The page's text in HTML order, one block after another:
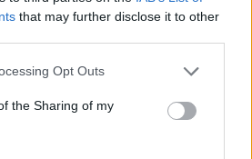
that may further disclose it to other
Opt Outs
the Sharing of my
μπορεί:
σε οποιαδήποτε επιχείρηση
σκοπό, οποιουδήποτε